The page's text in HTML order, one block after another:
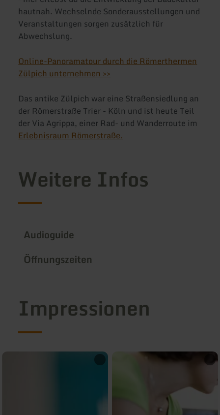
hautnah. Wechselnde Sonderausstellungen und
Veranstaltungen sorgen zusätzlich für
Abwechslung.
Online-Panoramatour durch die Römerthermen
Zülpich unternehmen >>
Das antike Zülpich war eine Straßensiedlung an
der Römerstraße Trier - Köln und ist heute Teil
der Via Agrippa, einer Rad- und Wanderroute im
Erlebnisraum Römerstraße.
Weitere Infos
Audioguide
Öffnungszeiten
Impressionen